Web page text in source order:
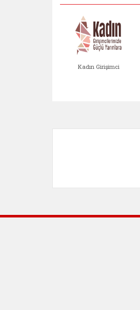
Kadın Girişimci